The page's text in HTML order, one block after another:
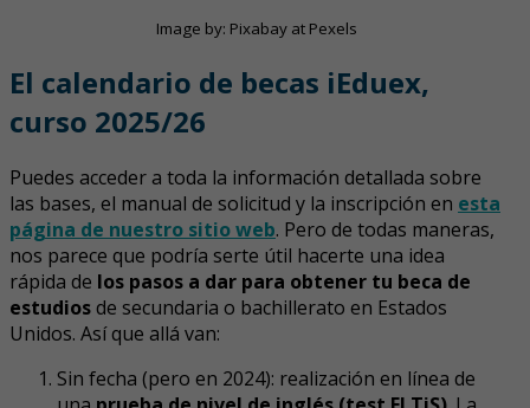
Image by: Pixabay at Pexels
El calendario de becas iEduex,
curso 2025/26
Puedes acceder a toda la información detallada sobre
las bases, el manual de solicitud y la inscripción en esta
página de nuestro sitio web. Pero de todas maneras,
nos parece que podría serte útil hacerte una idea
rápida de los pasos a dar para obtener tu beca de
estudiosde secundaria o bachillerato en Estados
Unidos. Así que allá van:
Sin fecha (pero en 2024): realización en línea de